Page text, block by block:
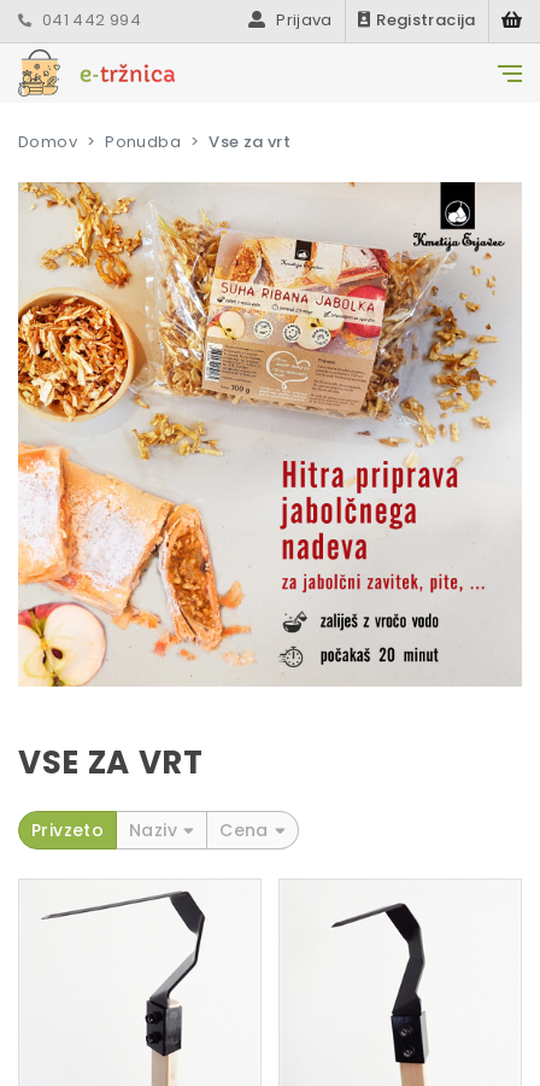
041 442 994 Prijava Registracija
Domov Ponudba Vse za vrt
VSE ZA VRT
Privzeto Naziv Cena